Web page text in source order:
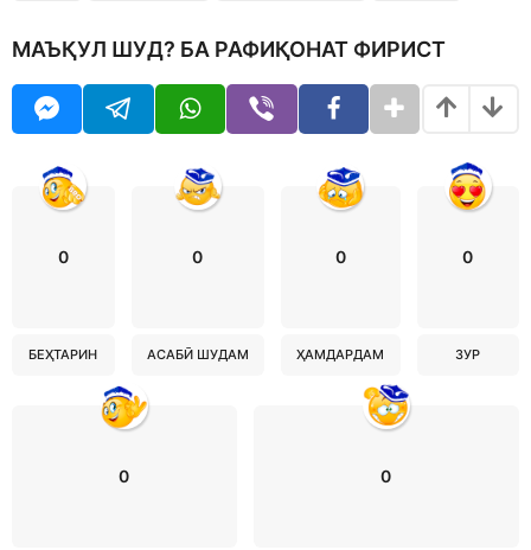
МАЪҚУЛ ШУД? БА РАФИҚОНАТ ФИРИСТ
0
БЕҲТАРИН
0
АСАБӢ ШУДАМ
0
ҲАМДАРДАМ
0
ЗУР
0 0